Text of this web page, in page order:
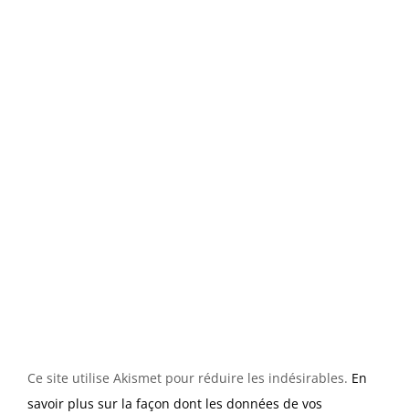
Ce site utilise Akismet pour réduire les indésirables. En
savoir plus sur la façon dont les données de vos